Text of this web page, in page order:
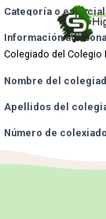
Categoría o
Información adicional
Colegiado del Colegio
Nombre del
Apellidos del
Número de colexiado